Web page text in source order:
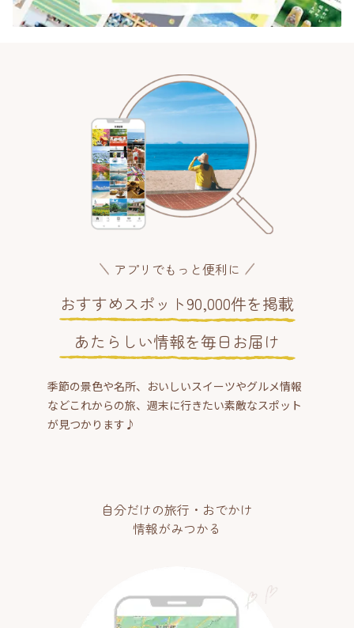
アプリでもっと便利に
おすすめスポット90,000件を掲載
あたらしい情報を毎日お届け
季節の景色や名所、おいしいスイーツやグルメ情報
などこれからの旅、週末に行きたい素敵なスポット
が見つかります♪
自分だけの旅行・おでかけ
情報がみつかる